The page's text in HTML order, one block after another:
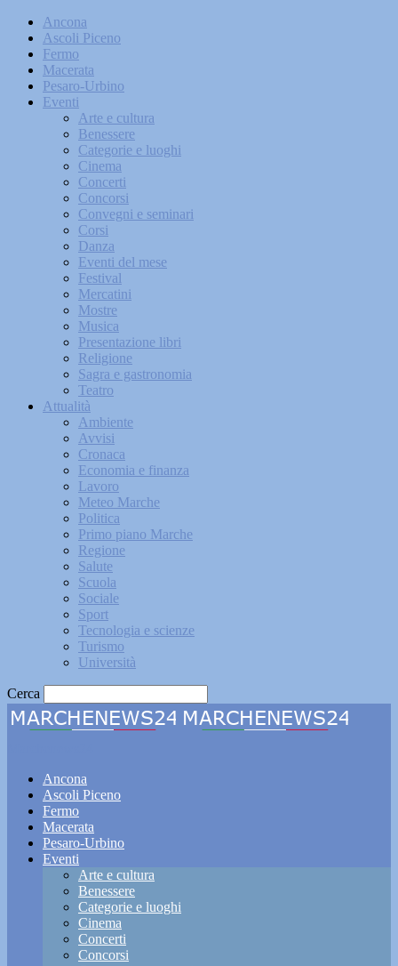
Ancona
Ascoli Piceno
Fermo
Macerata
Pesaro-Urbino
Eventi
Arte e cultura
Benessere
Categorie e luoghi
Cinema
Concerti
Concorsi
Convegni e seminari
Corsi
Danza
Eventi del mese
Festival
Mercatini
Mostre
Musica
Presentazione libri
Religione
Sagra e gastronomia
Teatro
Attualità
Ambiente
Avvisi
Cronaca
Economia e finanza
Lavoro
Meteo Marche
Politica
Primo piano Marche
Regione
Salute
Scuola
Sociale
Sport
Tecnologia e scienze
Turismo
Università
Cerca
Ancona
Ascoli Piceno
Fermo
Macerata
Pesaro-Urbino
Eventi
Arte e cultura
Benessere
Categorie e luoghi
Cinema
Concerti
Concorsi